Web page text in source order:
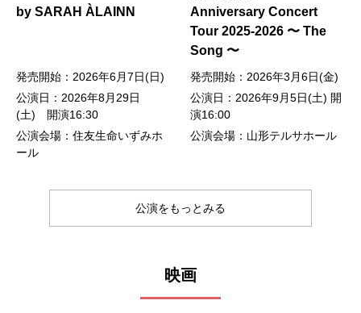
by SARAH ÀLAINN
発売開始：2026年6月7日(日)
公演日：2026年8月29日
(土) 開演16:30
公演会場：住友生命いずみホ
ール
Anniversary Concert
Tour 2025-2026 〜 The
Song 〜
発売開始：2026年3月6日(金)
公演日：2026年9月5日(土) 開
演16:00
公演会場：山形テルサホール
公演をもっとみる
映画